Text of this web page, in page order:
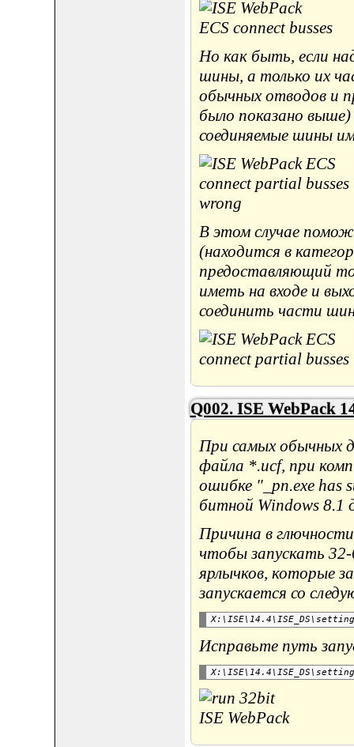
Но как быть, если
шины, а только их
обычных отводов и
было показано
соединяемые шины
В этом случае
(находится в
предоставляющий
иметь на входе и
соединить части
Q002. ISE WebPack
При самых обычных
файла *.ucf, при
ошибке "_pn.exe has
битной Windows 8.1
Причина в
чтобы запускать
ярлычков, которые
запускается со
Исправьте путь